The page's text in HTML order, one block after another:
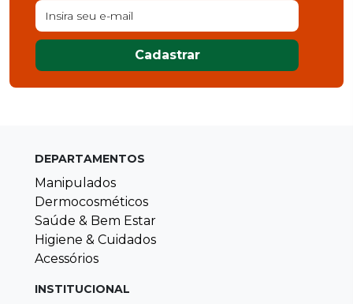
Cadastrar
DEPARTAMENTOS
Manipulados
Dermocosméticos
Saúde & Bem Estar
Higiene & Cuidados
Acessórios
INSTITUCIONAL